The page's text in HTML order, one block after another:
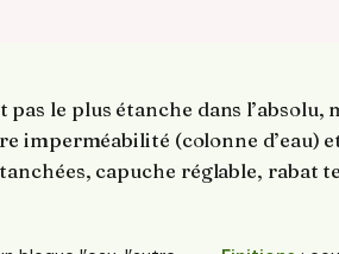
pas le plus étanche dans
imperméabilité (colonne
capuche réglable, rabat